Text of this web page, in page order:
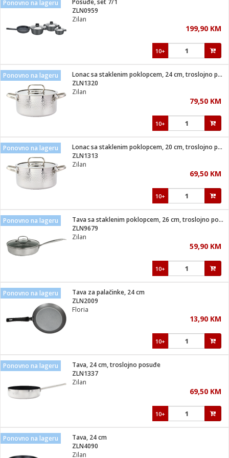
pribor
pribor
Vitrine
/ Zdravlje
za kosu
brijanje
pribor
i kutije
osigurači
gorivo
Ponovno na lageru
Posuđe, set 7/1
ZLN0959
Zilan
199,90 KM
10+
Ponovno na lageru
Lonac sa staklenim poklopcem, 24 cm, troslojno posuđe
ZLN1320
Zilan
79,50 KM
10+
Ponovno na lageru
Lonac sa staklenim poklopcem, 20 cm, troslojno posuđe
ZLN1313
Zilan
69,50 KM
10+
Ponovno na lageru
Tava sa staklenim poklopcem, 26 cm, troslojno posuđe
ZLN9679
Zilan
59,90 KM
10+
Ponovno na lageru
Tava za palačinke, 24 cm
ZLN2009
Floria
13,90 KM
10+
Ponovno na lageru
Tava, 24 cm, troslojno posuđe
ZLN1337
Zilan
69,50 KM
10+
Ponovno na lageru
Tava, 24 cm
ZLN4090
Zilan